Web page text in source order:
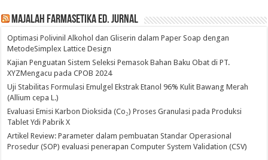
Majalah Farmasetika Ed. Jurnal
Optimasi Polivinil Alkohol dan Gliserin dalam Paper Soap dengan
MetodeSimplex Lattice Design
Kajian Penguatan Sistem Seleksi Pemasok Bahan Baku Obat di PT.
XYZMengacu pada CPOB 2024
Uji Stabilitas Formulasi Emulgel Ekstrak Etanol 96% Kulit Bawang Merah
(Allium cepa L.)
Evaluasi Emisi Karbon Dioksida (Co₂) Proses Granulasi pada Produksi
Tablet Ydi Pabrik X
Artikel Review: Parameter dalam pembuatan Standar Operasional
Prosedur (SOP) evaluasi penerapan Computer System Validation (CSV)